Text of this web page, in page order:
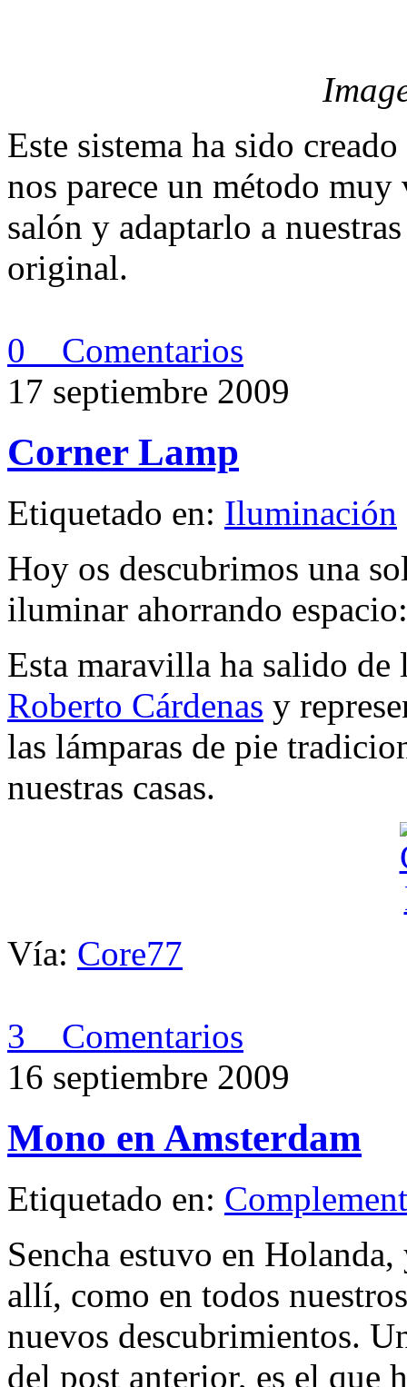
Este sistema ha sido
nos parece un método
salón y adaptarlo a
original.
0 Comentarios
17 septiembre 2009
Corner Lamp
Etiquetado en: Iluminación
Hoy os descubrimos una
iluminar ahorrando
Esta maravilla ha salido de
Roberto Cárdenas y
las lámparas de pie
nuestras casas.
Vía: Core77
3 Comentarios
16 septiembre 2009
Mono en Amsterdam
Etiquetado en:
Sencha estuvo en
allí, como en todos
nuevos descubrimientos.
del post anterior, es el que